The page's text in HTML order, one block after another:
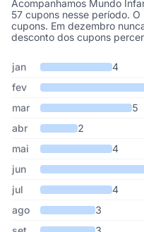
Acompanhamos Mundo
57 cupons nesse período.
cupons. Em dezembro
desconto dos cupons
Cupons de Mundo Infantil
Mês Cupons publicados
jan
4
fev
mar
5
abr
2
mai
4
jun
jul
4
ago
3